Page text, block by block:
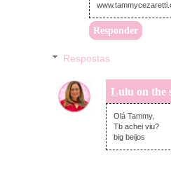
Responder
Respostas
Lulu on the
Olá Tammy,
Tb achei viu?
big beijos